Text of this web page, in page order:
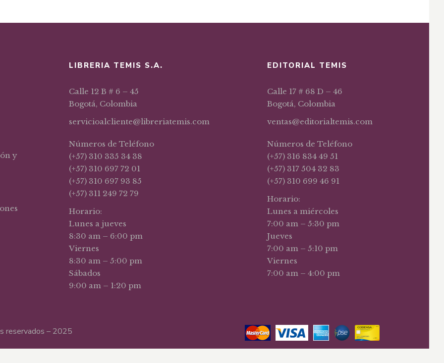
y
LIBRERIA TEMIS S.A.
Calle 12 B # 6 – 45
Bogotá, Colombia
servicioalcliente@libreriatemis.com
Números de Teléfono
(+57) 310 335 34 38
(+57) 310 697 72 01
(+57) 310 697 93 85
(+57) 311 249 72 79
Horario:
Lunes a jueves
8:30 am – 6:00 pm
Viernes
8:30 am – 5:00 pm
Sábados
9:00 am – 1:20 pm
EDITORIAL TEMIS
Calle 17 # 68 D – 46
Bogotá, Colombia
ventas@editorialtemis.com
Números de Teléfono
(+57) 316 834 49 51
(+57) 317 504 32 83
(+57) 310 699 46 91
Horario:
Lunes a miércoles
7:00 am – 5:30 pm
Jueves
7:00 am – 5:10 pm
Viernes
7:00 am – 4:00 pm
reservados – 2025